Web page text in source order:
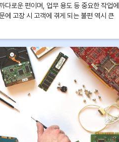
다로운 편이며, 업무 용도 등 중요한 작업에
에 고장 시 고객에 겪게 되는 불편 역시 큰